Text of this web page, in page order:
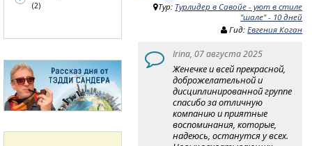
Тур: Турлидер в Савойе - уют в стиле
"шале" - 10 дней
Гид:Евгения Коган
Irina, 07 августа 2025
Женечке и всей прекрасной,
доброжелательной и
дисциплинированной группе
спасибо за отличную
компанию и приятные
воспоминания, которые,
надеюсь, останутся у всех.
(2)